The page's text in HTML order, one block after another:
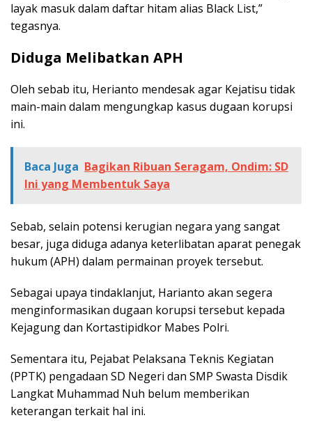
layak masuk dalam daftar hitam alias Black List,”
tegasnya.
Diduga Melibatkan APH
Oleh sebab itu, Herianto mendesak agar Kejatisu tidak
main-main dalam mengungkap kasus dugaan korupsi
ini.
Baca Juga Bagikan Ribuan Seragam, Ondim: SD
Ini yang Membentuk Saya
Sebab, selain potensi kerugian negara yang sangat
besar, juga diduga adanya keterlibatan aparat penegak
hukum (APH) dalam permainan proyek tersebut.
Sebagai upaya tindaklanjut, Harianto akan segera
menginformasikan dugaan korupsi tersebut kepada
Kejagung dan Kortastipidkor Mabes Polri.
Sementara itu, Pejabat Pelaksana Teknis Kegiatan
(PPTK) pengadaan SD Negeri dan SMP Swasta Disdik
Langkat Muhammad Nuh belum memberikan
keterangan terkait hal ini.